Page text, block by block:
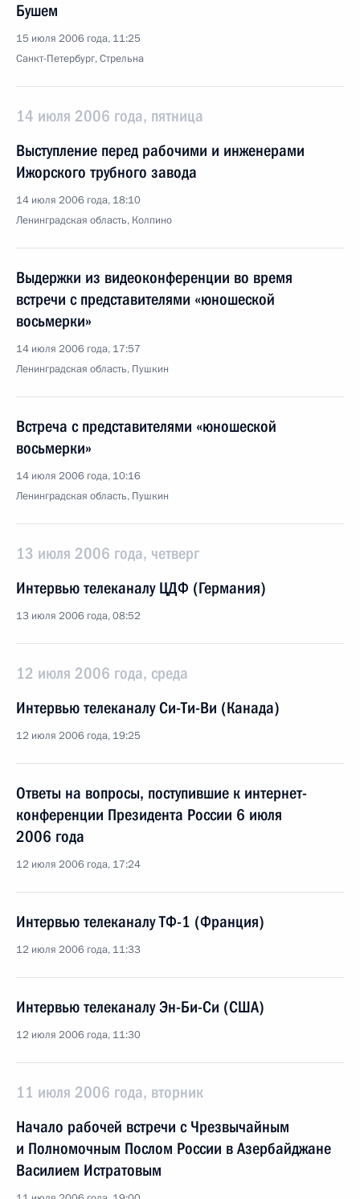
Бушем
15 июля 2006 года, 11:25
Санкт-Петербург, Стрельна
14 июля 2006 года, пятница
Выступление перед рабочими и инженерами
Ижорского трубного завода
14 июля 2006 года, 18:10
Ленинградская область, Колпино
Выдержки из видеоконференции во время
встречи с представителями «юношеской
восьмерки»
14 июля 2006 года, 17:57
Ленинградская область, Пушкин
Встреча с представителями «юношеской
восьмерки»
14 июля 2006 года, 10:16
Ленинградская область, Пушкин
13 июля 2006 года, четверг
Интервью телеканалу ЦДФ (Германия)
13 июля 2006 года, 08:52
12 июля 2006 года, среда
Интервью телеканалу Си-Ти-Ви (Канада)
12 июля 2006 года, 19:25
Ответы на вопросы, поступившие к интернет-
конференции Президента России 6 июля
2006 года
12 июля 2006 года, 17:24
Интервью телеканалу ТФ-1 (Франция)
12 июля 2006 года, 11:33
Интервью телеканалу Эн-Би-Си (США)
12 июля 2006 года, 11:30
11 июля 2006 года, вторник
Начало рабочей встречи с Чрезвычайным
и Полномочным Послом России в Азербайджане
Василием Истратовым